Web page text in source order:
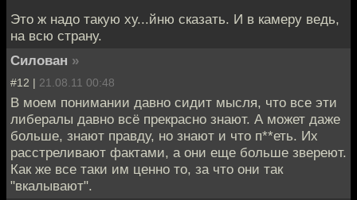
Это ж надо такую ху...йню сказать. И в камеру ведь,
на всю страну.
Силован »
#12 | 21.08.11 00:48
В моем понимании давно сидит мысля, что все эти
либералы давно всё прекрасно знают. А может даже
больше, знают правду, но знают и что п**еть. Их
расстреливают фактами, а они еще больше звереют.
Как же все таки им ценно то, за что они так
"вкалывают".